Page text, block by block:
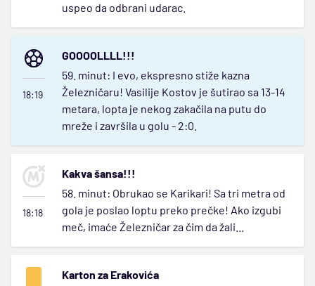
uspeo da odbrani udarac.
18:19
GOOOOLLLL!!!
59. minut: I evo, ekspresno stiže kazna
Železničaru! Vasilije Kostov je šutirao sa 13-14
metara, lopta je nekog zakačila na putu do
mreže i završila u golu - 2:0.
18:18
Kakva šansa!!!
58. minut: Obrukao se Karikari! Sa tri metra od
gola je poslao loptu preko prečke! Ako izgubi
meč, imaće Železničar za čim da žali...
Karton za Erakovića